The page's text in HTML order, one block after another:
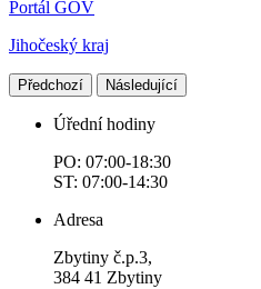
Portál GOV
Jihočeský kraj
Předchozí Následující
Úřední hodiny
PO: 07:00-18:30
ST: 07:00-14:30
Adresa
Zbytiny č.p.3,
384 41 Zbytiny